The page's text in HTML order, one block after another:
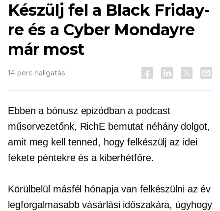
Készülj fel a Black Friday-
re és a Cyber ​​Mondayre
már most
14 perc hallgatás
Ebben a bónusz epizódban a podcast
műsorvezetőnk, RichE bemutat néhány dolgot,
amit meg kell tenned, hogy felkészülj az idei
fekete péntekre és a kiberhétfőre.
Körülbelül másfél hónapja van felkészülni az év
legforgalmasabb vásárlási időszakára, úgyhogy